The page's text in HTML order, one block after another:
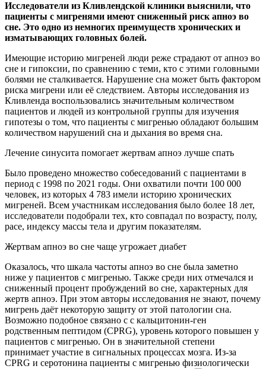
Исследователи из Кливлендской клиники выяснили, что
пациенты с мигренями имеют сниженный риск апноэ во
сне. Это одно из немногих преимуществ хронических и
изматывающих головных болей.
Имеющие историю мигреней люди реже страдают от апноэ во
сне и гипоксии, по сравнению с теми, кто с этими головными
болями не сталкивается. Нарушение сна может быть фактором
риска мигрени или её следствием. Авторы исследования из
Кливленда воспользовались значительным количеством
пациентов и людей из контрольной группы для изучения
гипотезы о том, что пациенты с мигренью обладают большим
количеством нарушений сна и дыхания во время сна.
Лечение синусита помогает жертвам апноэ лучше спать
Было проведено множество собеседований с пациентами в
период с 1998 по 2021 годы. Они охватили почти 100 000
человек, из которых 4 783 имели историю хронических
мигреней. Всем участникам исследования было более 18 лет,
исследователи подобрали тех, кто совпадал по возрасту, полу,
расе, индексу массы тела и другим показателям.
Жертвам апноэ во сне чаще угрожает диабет
Оказалось, что шкала частоты апноэ во сне была заметно
ниже у пациентов с мигренью. Также среди них отмечался и
сниженный процент пробуждений во сне, характерных для
жертв апноэ. При этом авторы исследования не знают, почему
мигрень даёт некоторую защиту от этой патологии сна.
Возможно подобное связано с с кальцитонин-ген
родственным пептидом (CPRG), уровень которого повышен у
пациентов с мигренью. Он в значительной степени
принимает участие в сигнальных процессах мозга. Из-за
CPRG и серотонина пациенты с мигренью физиологически